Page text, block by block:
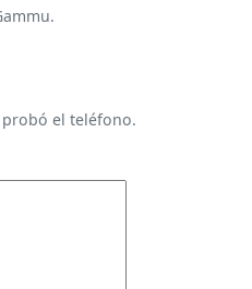
probó el teléfono.